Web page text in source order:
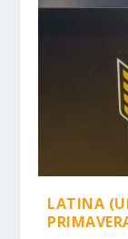
LATINA